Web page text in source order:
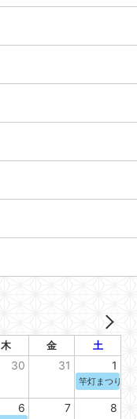
木 金 土
30 31 1
竿灯まつり期
6 7 8